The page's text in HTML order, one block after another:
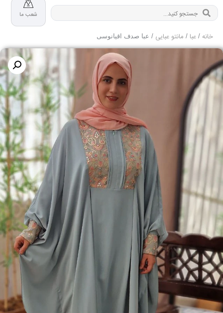
شعب ما
خانه / عبا / مانتو عبایی / عبا صدف اقیانوسی